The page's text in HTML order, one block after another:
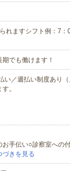
れますシフト例：7：
でも働けます！
／週払い制度あり（
。
手伝い○診察室への
づきを見る